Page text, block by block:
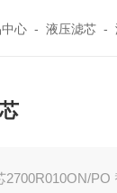
心 - 液压滤芯 -
2700R010ON/